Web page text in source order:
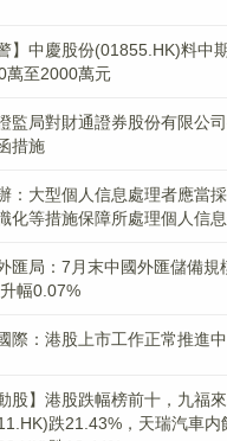
警】中慶股份(01855.HK)料中
萬至2000萬元
監局對財通證券股份有限公
措施
：大型個人信息處理者應當採
化等措施保障所處理個人信
匯局：7月末中國外匯儲備規
幅0.07%
際：港股上市工作正常推進中
動股】港股跌幅榜前十，九福來
跌21.43%，天瑞汽車内